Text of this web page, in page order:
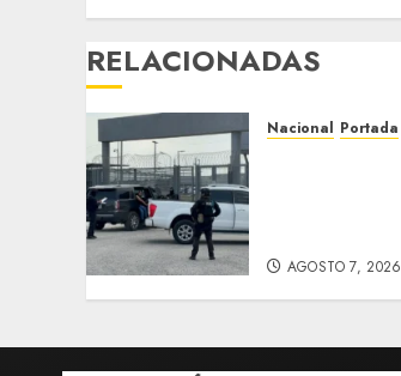
RELACIONADAS
Nacional Portada
AGOSTO 7, 2026